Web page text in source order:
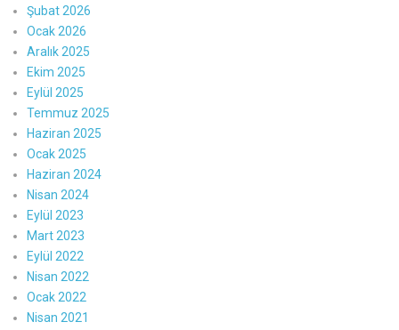
Şubat 2026
Ocak 2026
Aralık 2025
Ekim 2025
Eylül 2025
Temmuz 2025
Haziran 2025
Ocak 2025
Haziran 2024
Nisan 2024
Eylül 2023
Mart 2023
Eylül 2022
Nisan 2022
Ocak 2022
Nisan 2021